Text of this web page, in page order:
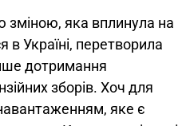
зміною, яка вплинула на
в Україні, перетворила
дотримання
зборів. Хоч для
яке є